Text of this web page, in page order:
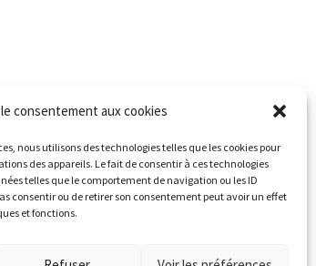
consentement aux cookies
nous utilisons des technologies telles que les cookies pour
des appareils. Le fait de consentir à ces technologies
telles que le comportement de navigation ou les ID
consentir ou de retirer son consentement peut avoir un effet
et fonctions.